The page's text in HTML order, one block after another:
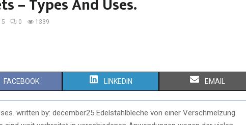
– Types And Uses.
0 1339
FACEBOOK LINKEDIN EMAIL
written by: december25 Edelstahlbleche von einer Verschmelzung